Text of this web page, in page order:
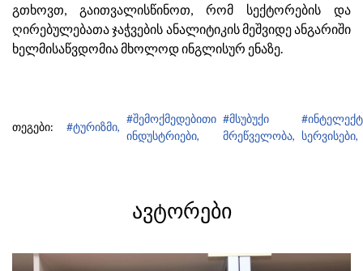
გთხოვთ, გაითვალისწინოთ, რომ სექტორების და
ღირებულებათა ჯაჭვების ანალიტიკის მეშვიდე ანგარიში
ხელმისაწვდომია მხოლოდ ინგლისურ ენაზე.
თეგები: #ტურიზმი,
#შემოქმედებითი
ინდუსტრიები,
#მსუბუქი
მრეწველობა, სერვისები,
ᲐᲕᲢᲝᲠᲔᲑᲘ